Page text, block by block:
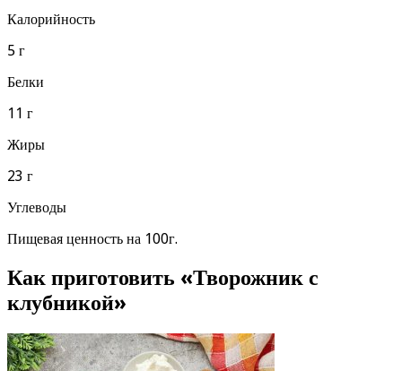
Калорийность
5 г
Белки
11 г
Жиры
23 г
Углеводы
Пищевая ценность на 100г.
Как приготовить «Творожник с
клубникой»